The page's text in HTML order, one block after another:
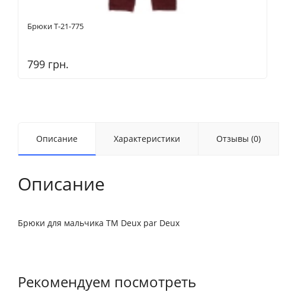
Брюки T-21-775
799 грн.
Описание Характеристики Отзывы (0)
Описание
Брюки для мальчика ТМ Deux par Deux
Рекомендуем посмотреть